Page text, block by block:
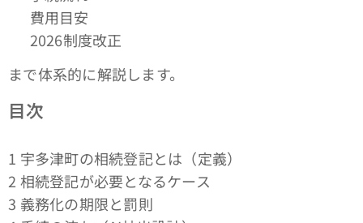
✔ 費用目安
✔ 2026制度改正
まで体系的に解説します。
目次
1 宇多津町の相続登記とは（定義）
2 相続登記が必要となるケース
3 義務化の期限と罰則